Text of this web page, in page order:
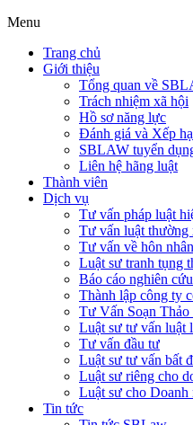
Menu
Trang chủ
Giới thiệu
Tổng quan về
Trách nhiệm xã hội
Hồ sơ năng lực
Đánh giá và Xếp
SBLAW tuyển
Liên hệ hãng luật
Thành viên
Dịch vụ
Tư vấn pháp luật
Tư vấn luật thường
Tư vấn về hôn
Luật sư tranh tụng
Báo cáo nghiên
Thành lập công ty
Tư Vấn Soạn
Luật sư tư vấn luật
Tư vấn đầu tư
Luật sư tư vấn bất
Luật sư riêng cho
Luật sư cho Doanh
Tin tức